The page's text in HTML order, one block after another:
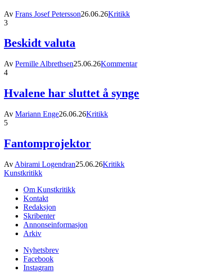
Av Frans Josef Petersson26.06.26Kritikk
3
Beskidt valuta
Av Pernille Albrethsen25.06.26Kommentar
4
Hvalene har sluttet å synge
Av Mariann Enge26.06.26Kritikk
5
Fantomprojektor
Av Abirami Logendran25.06.26Kritikk
Kunstkritikk
Om Kunstkritikk
Kontakt
Redaksjon
Skribenter
Annonseinformasjon
Arkiv
Nyhetsbrev
Facebook
Instagram